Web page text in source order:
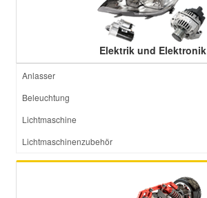
Elektrik und Elektronik
Anlasser
Beleuchtung
Lichtmaschine
Lichtmaschinenzubehör